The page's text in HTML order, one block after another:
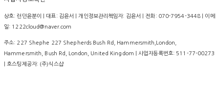
상호: 런던윤분이 | 대표: 김윤서 | 개인정보관리책임자: 김윤서 | 전화: 070-7954-3448 | 이메
일: 1222cloud@naver.com
주소: 227 Shephe 227 Shepherds Bush Rd, Hammersmith,London,
Hammersmith, Bush Rd, London, United Kingdom | 사업자등록번호: 511-77-00273
| 호스팅제공자: (주)식스샵